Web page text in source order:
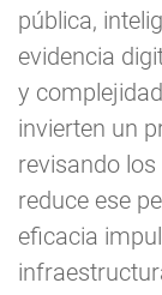
pública,
evidencia
y
invierten un
revisando
reduce ese
eficacia